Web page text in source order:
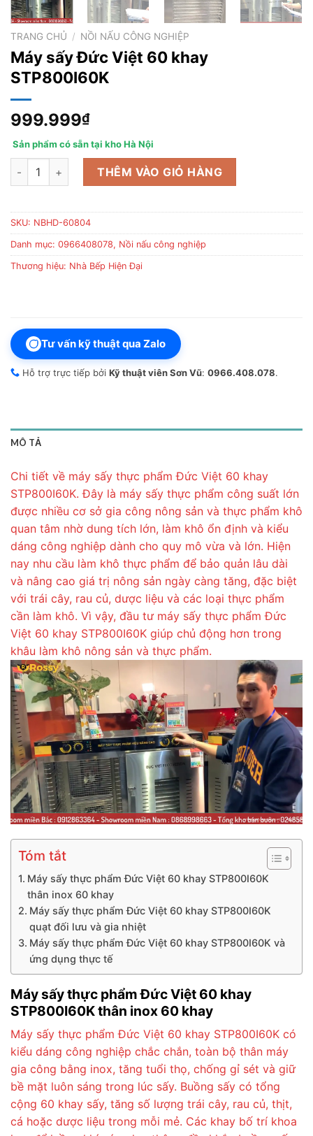
TRANG CHỦ / NỒI NẤU CÔNG NGHIỆP
Máy sấy Đức Việt 60 khay
STP800I60K
999.999₫
Sản phẩm có sẵn tại kho Hà Nội
Máy sấy Đức Việt 60 khay STP800I60K số lượng
THÊM VÀO GIỎ HÀNG
SKU: NBHD-60804
Danh mục: 0966408078, Nồi nấu công nghiệp
Thương hiệu: Nhà Bếp Hiện Đại
Tư vấn kỹ thuật qua Zalo
Hỗ trợ trực tiếp bởi Kỹ thuật viên Sơn Vũ: 0966.408.078.
MÔ TẢ
Chi tiết về máy sấy thực phẩm Đức Việt 60 khay
STP800I60K. Đây là máy sấy thực phẩm công suất lớn
được nhiều cơ sở gia công nông sản và thực phẩm khô
quan tâm nhờ dung tích lớn, làm khô ổn định và kiểu
dáng công nghiệp dành cho quy mô vừa và lớn. Hiện
nay nhu cầu làm khô thực phẩm để bảo quản lâu dài
và nâng cao giá trị nông sản ngày càng tăng, đặc biệt
với trái cây, rau củ, dược liệu và các loại thực phẩm
cần làm khô. Vì vậy, đầu tư máy sấy thực phẩm Đức
Việt 60 khay STP800I60K giúp chủ động hơn trong
khâu làm khô nông sản và thực phẩm.
Tóm tắt
Máy sấy thực phẩm Đức Việt 60 khay STP800I60K
thân inox 60 khay
Máy sấy thực phẩm Đức Việt 60 khay STP800I60K
quạt đối lưu và gia nhiệt
Máy sấy thực phẩm Đức Việt 60 khay STP800I60K và
ứng dụng thực tế
Máy sấy thực phẩm Đức Việt 60 khay
STP800I60K thân inox 60 khay
Máy sấy thực phẩm Đức Việt 60 khay STP800I60K có
kiểu dáng công nghiệp chắc chắn, toàn bộ thân máy
gia công bằng inox, tăng tuổi thọ, chống gỉ sét và giữ
bề mặt luôn sáng trong lúc sấy. Buồng sấy có tổng
cộng 60 khay sấy, tăng số lượng trái cây, rau củ, thịt,
cá hoặc dược liệu trong mỗi mẻ. Các khay bố trí khoa